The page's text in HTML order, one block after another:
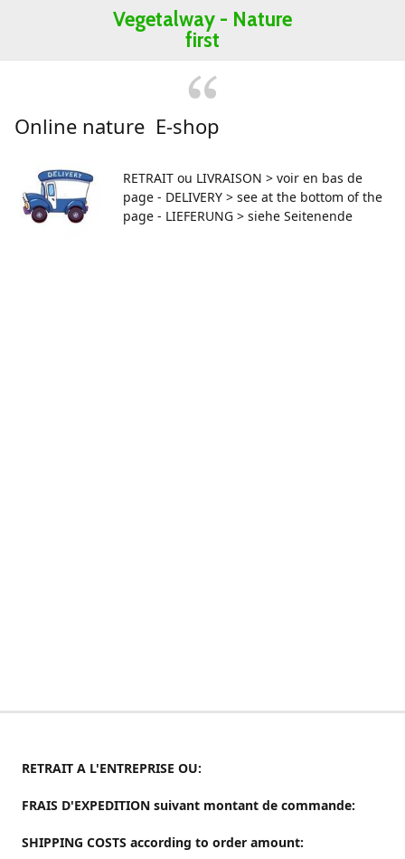
Vegetalway - Nature
first
Online nature E-shop
RETRAIT ou LIVRAISON > voir en bas de
page - DELIVERY > see at the bottom of the
page - LIEFERUNG > siehe Seitenende
RETRAIT A L'ENTREPRISE OU:
FRAIS D'EXPEDITION suivant montant de commande:
SHIPPING COSTS according to order amount: